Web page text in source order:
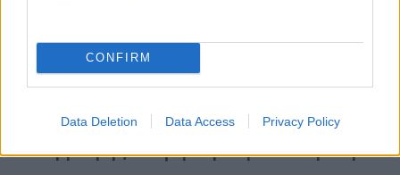
CONFIRM
Data Deletion Data Access Privacy Policy
. Στις υπόλοιπες χώρες κανείς δεν
δείχνει να θέλει για πρόεδρο τον Ερντογάν
πρόεδρο σε συμπαθέστερο για την τουρκική
κοινή γνώμη», ανέφερε η Μαρία Ζαχαράκη.